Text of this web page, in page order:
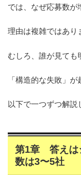
では、なぜ応募数が
理由は複雑ではあり
むしろ、誰が見ても
「構造的な失敗」が
以下で一つずつ解説
第1章 答えは
数は3〜5社